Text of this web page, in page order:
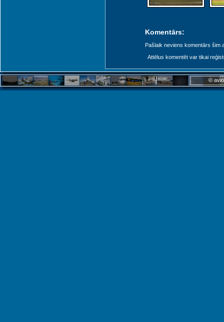
Komentārs:
Pašlaik neviens komentārs šim
Attēlus komentēt var tikai
©